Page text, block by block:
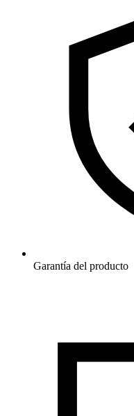
Garantía del producto